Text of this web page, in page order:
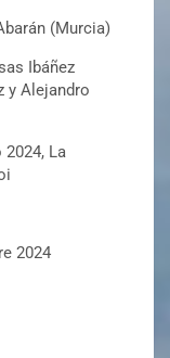
(Murcia)
Ibáñez
y Alejandro
2024, La
2024